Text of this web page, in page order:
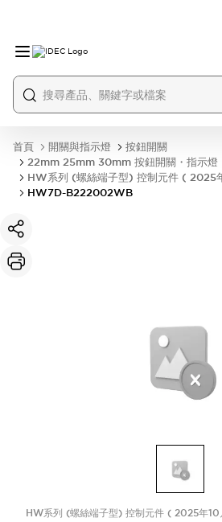
首頁 開關與指示燈
按鈕開關
22mm 25mm 30mm 按鈕開關・指示燈
HW系列 (螺絲端子型) 控制元件 ( 2025
HW7D-B222002WB
HW系列 (螺絲端子型) 控制元件 ( 2025年10